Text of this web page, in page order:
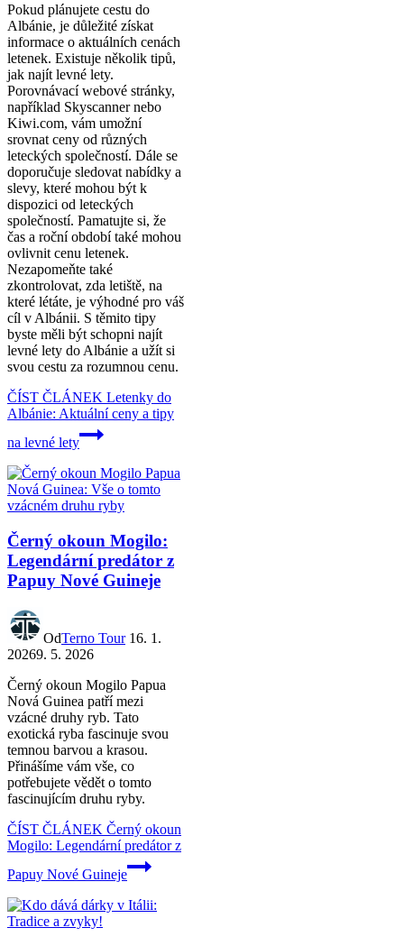
Pokud plánujete cestu do
Albánie, je důležité získat
informace o aktuálních cenách
letenek. Existuje několik tipů,
jak najít levné lety.
Porovnávací webové stránky,
například Skyscanner nebo
Kiwi.com, vám umožní
srovnat ceny od různých
leteckých společností. Dále se
doporučuje sledovat nabídky a
slevy, které mohou být k
dispozici od leteckých
společností. Pamatujte si, že
čas a roční období také mohou
ovlivnit cenu letenek.
Nezapomeňte také
zkontrolovat, zda letiště, na
které létáte, je výhodné pro váš
cíl v Albánii. S těmito tipy
byste měli být schopni najít
levné lety do Albánie a užít si
svou cestu za rozumnou cenu.
ČÍST ČLÁNEK Letenky do
Albánie: Aktuální ceny a tipy
na levné lety
Černý okoun Mogilo:
Legendární predátor z
Papuy Nové Guineje
OdTerno Tour 16. 1.
20269. 5. 2026
Černý okoun Mogilo Papua
Nová Guinea patří mezi
vzácné druhy ryb. Tato
exotická ryba fascinuje svou
temnou barvou a krasou.
Přinášíme vám vše, co
potřebujete vědět o tomto
fascinujícím druhu ryby.
ČÍST ČLÁNEK Černý okoun
Mogilo: Legendární predátor z
Papuy Nové Guineje